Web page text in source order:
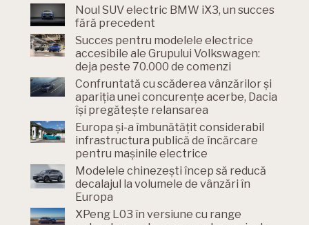
Noul SUV electric BMW iX3, un succes
fără precedent
Succes pentru modelele electrice
accesibile ale Grupului Volkswagen:
deja peste 70.000 de comenzi
Confruntată cu scăderea vânzărilor și
apariția unei concurențe acerbe, Dacia
își pregătește relansarea
Europa și-a îmbunătățit considerabil
infrastructura publică de încărcare
pentru mașinile electrice
Modelele chinezești încep să reducă
decalajul la volumele de vânzări în
Europa
XPeng L03 în versiune cu range